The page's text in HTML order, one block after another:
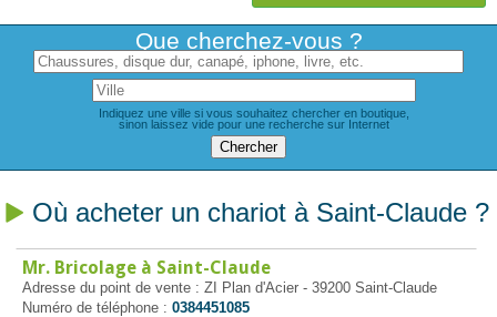
Que cherchez-vous ?
Indiquez une ville si vous souhaitez chercher en boutique,
sinon laissez vide pour une recherche sur Internet
Où acheter un chariot à Saint-Claude ?
Mr. Bricolage à Saint-Claude
Adresse du point de vente : ZI Plan d'Acier - 39200 Saint-Claude
Numéro de téléphone : 0384451085